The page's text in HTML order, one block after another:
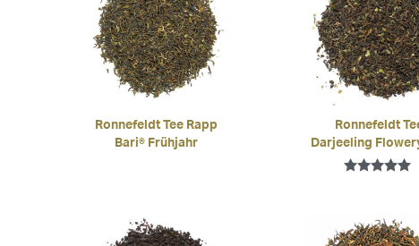
Ronnefeldt Tee Rapp
Bari® Frühjahr
Ronnefeldt
Darjeeling